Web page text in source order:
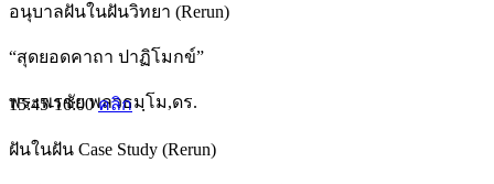
อนุบาลฝันในฝันวิทยา (Rerun)
“สุดยอดคาถา ปาฏิโมกข์”
พระพรชัย พลวธมฺโม,ดร.
15:45-16:00คลิก
ฝันในฝัน Case Study (Rerun)